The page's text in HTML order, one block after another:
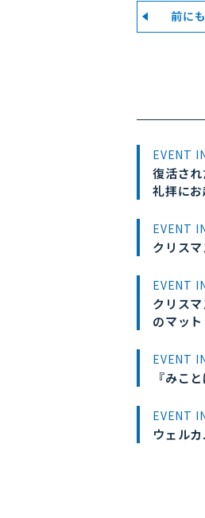
前に
EVENT
復活さ
礼拝にお
EVENT
クリス
EVENT
クリス
のマッ
EVENT
『みこ
EVENT
ウェル